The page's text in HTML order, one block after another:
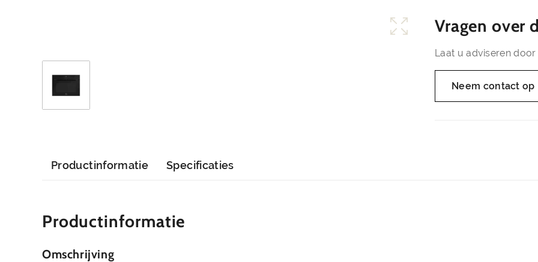
Vragen over
Laat u adviseren
Neem contact op
Productinformatie Specificaties
Productinformatie
Omschrijving